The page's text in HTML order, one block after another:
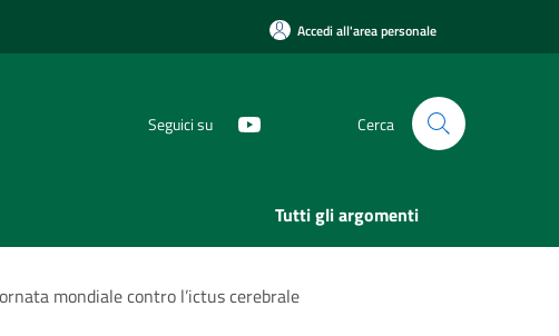
Accedi all'area personale
Seguici su Cerca
Tutti gli argomenti
mondiale contro l’ictus cerebrale